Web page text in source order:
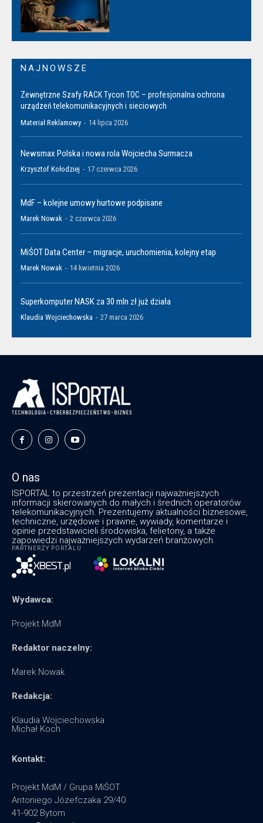
NAJNOWSZE
Zewnętrzne Szafy RACK Tycon TOC – profesjonalna ochrona
urządzeń telekomunikacyjnych i sieciowych
Materiał Reklamowy - 14 lipca 2026
Newsmax Polska i nowa rola Wojciecha Surmacza
Krzysztof Kołodziej - 17 czerwca 2026
MdF – kolejne umowy hurtowe podpisane
Marek Nowak - 2 czerwca 2026
MiŚOT Data Center – migracje, uruchomienia, kolejny etap
Marek Nowak - 14 kwietnia 2026
Superkomputer NASK za 30 mln zł już działa
Klaudia Wojciechowska - 27 marca 2026
O nas
ISPORTAL to przestrzeń prezentacji najważniejszych
informacji skierowanych do małych i średnich operatorów
telekomunikacyjnych. Prezentujemy aktualności biznesowe,
techniczne, urzędowe i prawne, wywiady, komentarze i
opinie przedstawicieli środowiska, felietony, a także
zapowiedzi najważniejszych wydarzeń branżowych.
PARTNERZY PORTALU
Wydawca:
Projekt MdM
Redaktor naczelny:
Marek Nowak
Redakcja:
Klaudia Wojciechowska
Michał Koch
Kontakt:
Projekt MdM / Grupa MiŚOT
Antoniego Józefczaka 29/40
41-902 Bytom